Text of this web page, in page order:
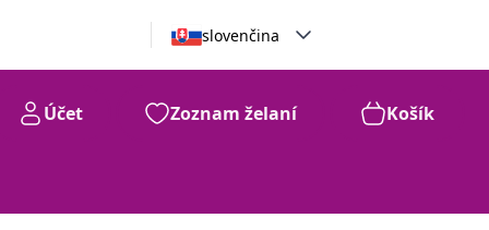
slovenčina
Účet Zoznam želaní Košík